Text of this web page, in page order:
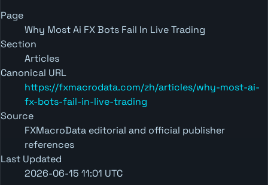
Page
Why Most Ai FX Bots Fail In Live Trading
Section
Articles
Canonical URL
https://fxmacrodata.com/zh/articles/why-most-ai-
fx-bots-fail-in-live-trading
Source
FXMacroData editorial and official publisher
references
Last Updated
2026-06-15 11:01 UTC